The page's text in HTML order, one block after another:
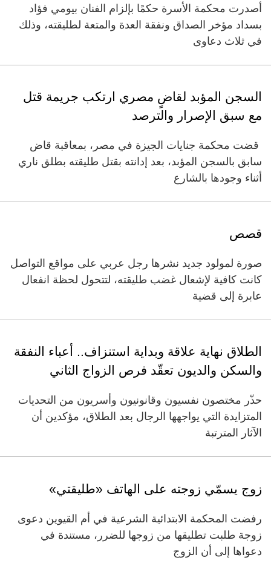
أصدرت محكمة الأسرة حكمًا بإلزام الفنان بيومي فؤاد
بسداد مؤخر الصداق ونفقة العدة والمتعة لطليقته، وذلك
في ثلاث دعاوى
السجن المؤبد لقاضٍ مصري ارتكب جريمة قتل
مع سبق الإصرار والترصد
قضت محكمة جنايات الجيزة في مصر، بمعاقبة قاض
سابق بالسجن المؤبد، بعد إدانته بقتل طليقته بطلق ناري
أثناء وجودها بالشارع
قصص
صورة لمولود جديد نشرها رجل عربي على مواقع التواصل
كانت كافية لإشعال غضب طليقته، لتتحول لحظة انفعال
عابرة إلى قضية
الطلاق نهاية علاقة وبداية استنزاف.. أعباء النفقة
والسكن والديون تعقّد فرص الزواج الثاني
حذّر مختصون نفسيون وقانونيون وأسريون من التحديات
المتزايدة التي يواجهها الرجال بعد الطلاق، مؤكدين أن
الآثار المترتبة
زوج يسمّي زوجته على الهاتف «طليقتي»
رفضت المحكمة الابتدائية الشرعية في أم القيوين دعوى
زوجة طلبت تطليقها من زوجها للضرر، مستندة في
دعواها إلى أن الزوج